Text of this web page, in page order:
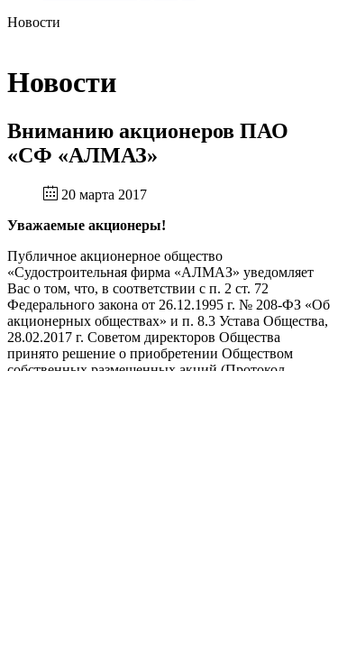
Новости
Новости
Вниманию акционеров ПАО
«СФ «АЛМАЗ»
20 марта 2017
Уважаемые акционеры!
Публичное акционерное общество
«Судостроительная фирма «АЛМАЗ» уведомляет
Вас о том, что, в соответствии с п. 2 ст. 72
Федерального закона от 26.12.1995 г. № 208-ФЗ «Об
акционерных обществах» и п. 8.3 Устава Общества,
28.02.2017 г. Советом директоров Общества
принято решение о приобретении Обществом
собственных размещенных акций (Протокол